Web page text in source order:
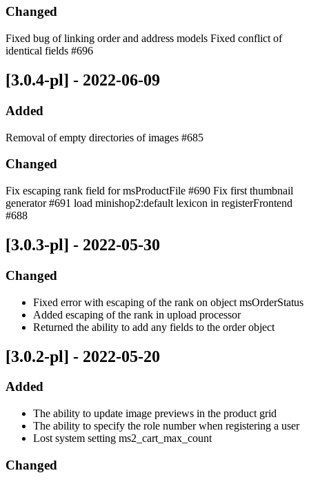
Changed
Fixed bug of linking order and address models Fixed conflict of
identical fields #696
[3.0.4-pl] - 2022-06-09
Added
Removal of empty directories of images #685
Changed
Fix escaping rank field for msProductFile #690 Fix first thumbnail
generator #691 load minishop2:default lexicon in registerFrontend
#688
[3.0.3-pl] - 2022-05-30
Changed
Fixed error with escaping of the rank on object msOrderStatus
Added escaping of the rank in upload processor
Returned the ability to add any fields to the order object
[3.0.2-pl] - 2022-05-20
Added
The ability to update image previews in the product grid
The ability to specify the role number when registering a user
Lost system setting ms2_cart_max_count
Changed